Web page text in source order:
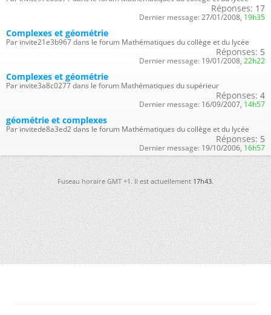
Réponses: 17
Dernier message: 27/01/2008, 19h35
Complexes et géométrie
Par invite21e3b967 dans le forum Mathématiques du collège et du lycée
Réponses: 5
Dernier message: 19/01/2008, 22h22
Complexes et géométrie
Par invite3a8c0277 dans le forum Mathématiques du supérieur
Réponses: 4
Dernier message: 16/09/2007, 14h57
géométrie et complexes
Par invitede8a3ed2 dans le forum Mathématiques du collège et du lycée
Réponses: 5
Dernier message: 19/10/2006, 16h57
Fuseau horaire GMT +1. Il est actuellement17h43.